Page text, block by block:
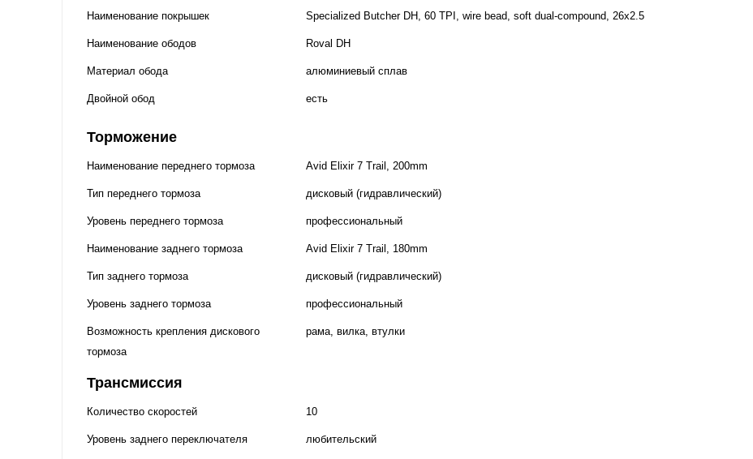
Наименование покрышек Specialized Butcher DH, 60 TPI, wire bead, soft dual-compound, 26x2.5
Наименование ободов Roval DH
Материал обода алюминиевый сплав
Двойной обод есть
Торможение
Наименование переднего тормоза Avid Elixir 7 Trail, 200mm
Тип переднего тормоза дисковый (гидравлический)
Уровень переднего тормоза профессиональный
Наименование заднего тормоза Avid Elixir 7 Trail, 180mm
Тип заднего тормоза дисковый (гидравлический)
Уровень заднего тормоза профессиональный
Возможность крепления дискового
тормоза
рама, вилка, втулки
Трансмиссия
Количество скоростей 10
Уровень заднего переключателя любительский